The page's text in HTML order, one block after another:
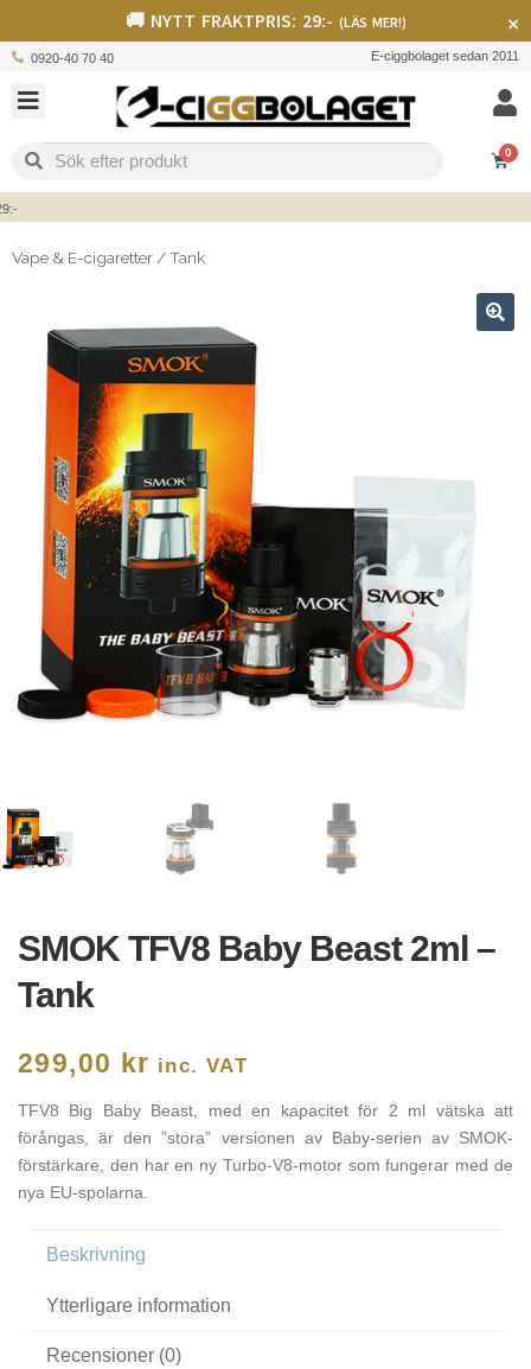
🚚 NYTT FRAKTPRIS: 29:- (LÄS MER!) ×
0920-40 70 40 E-ciggbolaget sedan 2011
0
Vape & E-cigaretter /Tank
SMOK TFV8 Baby Beast 2ml –
Tank
299,00 kr inc. VAT
TFV8 Big Baby Beast, med en kapacitet för 2 ml vätska att
förångas, är den ”stora” versionen av Baby-serien av SMOK-
förstärkare, den har en ny Turbo-V8-motor som fungerar med de
nya EU-spolarna.
Beskrivning
Ytterligare information
Recensioner (0)